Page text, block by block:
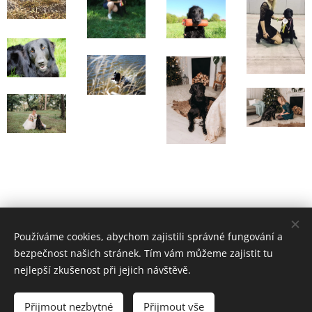
Používáme cookies, abychom zajistili správné fungování a
bezpečnost našich stránek. Tím vám můžeme zajistit tu
nejlepší zkušenost při jejich návštěvě.
Přijmout nezbytné Přijmout vše